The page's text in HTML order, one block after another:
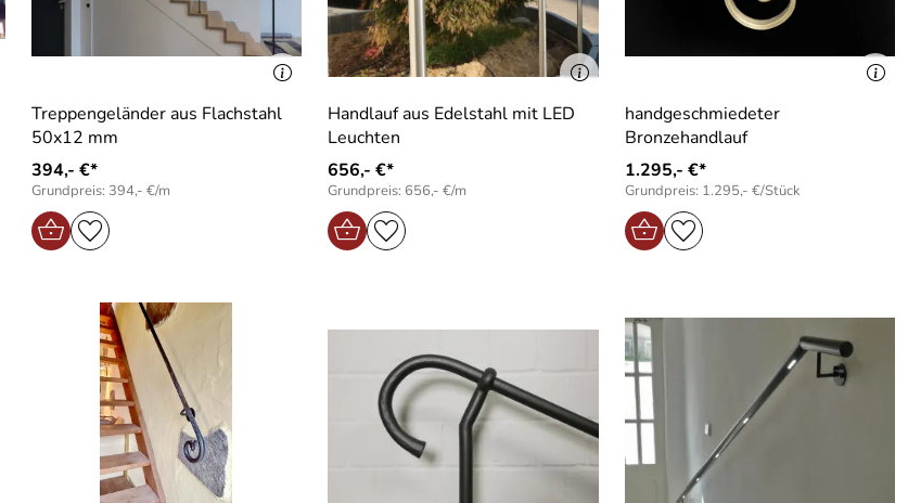
Treppengeländer aus Flachstahl
50x12 mm
394,- €*
Grundpreis: 394,- €/m
Handlauf aus Edelstahl mit LED
Leuchten
656,- €*
Grundpreis: 656,- €/m
handgeschmiedeter
Bronzehandlauf
1.295,- €*
Grundpreis: 1.295,- €/Stück